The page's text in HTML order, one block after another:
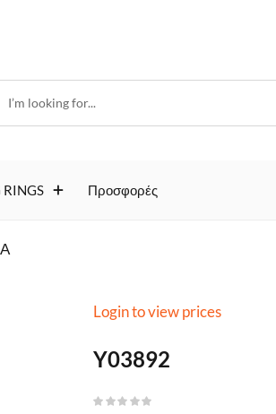
RINGS Προσφορές
Y03892
Login to view prices
Y03892